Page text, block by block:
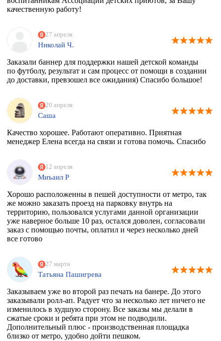
качественную работу!
27 апреля
Николай Ч.
Заказали баннер для поддержки нашей детской команды
по футболу, результат и сам процесс от помощи в создании
до доставки, превзошел все ожидания) Спасибо большое!
20 апреля
Саша
Качество хорошее. Работают оперативно. Приятная
менеджер Елена всегда на связи и готова помочь. Спасибо
12 апреля
Миъаил Р
Хорошо расположенны в пешей доступности от метро, так
же можно заказать проезд на парковку внутрь на
территорию, пользовался услугами данной организации
уже наверное больше 10 раз, остался доволен, согласовали
заказ с помощью почты, оплатил и через несколько дней
все готово
27 марта
Татьяна Пашигрева
Заказываем уже во второй раз печать на банере. До этого
заказывали ролл-ап. Радует что за несколько лет ничего не
изменилось в худшую сторону. Все заказы мы делали в
сжатые сроки и ребята при этом не подводили.
Дополнительный плюс - производственная площадка
близко от метро, удобно дойти пешком.